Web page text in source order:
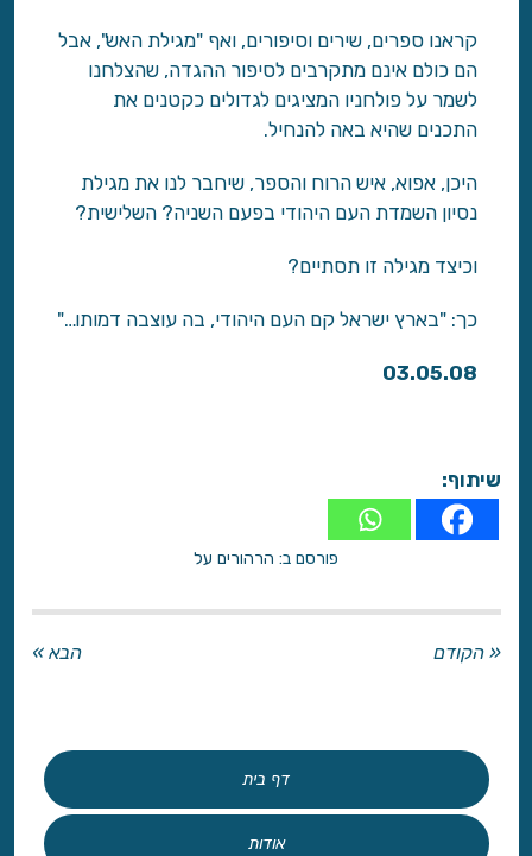
קראנו ספרים, שירים וסיפורים, ואף "מגילת האש", אבל
הם כולם אינם מתקרבים לסיפור ההגדה, שהצלחנו
לשמר על פולחניו המציגים לגדולים כקטנים את
התכנים שהיא באה להנחיל.
היכן, אפוא, איש הרוח והספר, שיחבר לנו את מגילת
נסיון השמדת העם היהודי בפעם השניה? השלישית?
וכיצד מגילה זו תסתיים?
כך: "בארץ ישראל קם העם היהודי, בה עוצבה דמותו…"
03.05.08
שיתוף:
פורסם ב: הרהורים על
« הקודם הבא »
דף בית
אודות